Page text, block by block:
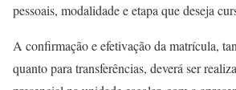
pessoais, modalidade e etapa que deseja
A confirmação e efetivação da matrícula,
quanto para transferências, deverá ser